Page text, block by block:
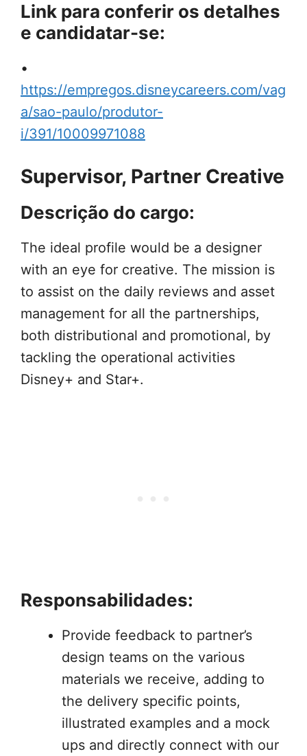
Link para conferir os detalhes
e candidatar-se:
•
https://empregos.disneycareers.com/vag
a/sao-paulo/produtor-
i/391/10009971088
Supervisor, Partner Creative
Descrição do cargo:
The ideal profile would be a designer
with an eye for creative. The mission is
to assist on the daily reviews and asset
management for all the partnerships,
both distributional and promotional, by
tackling the operational activities
Disney+ and Star+.
Responsabilidades:
Provide feedback to partner’s
design teams on the various
materials we receive, adding to
the delivery specific points,
illustrated examples and a mock
ups and directly connect with our